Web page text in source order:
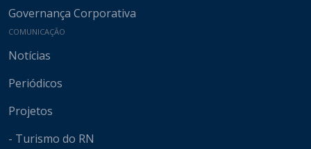
Governança Corporativa
COMUNICAÇÃO
Notícias
Periódicos
Projetos
- Turismo do RN